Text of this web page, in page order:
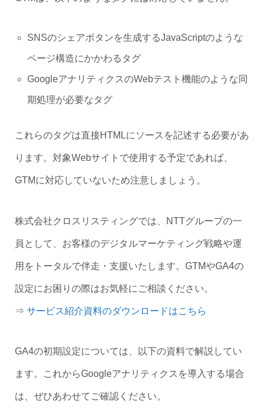
SNSのシェアボタンを生成するJavaScriptのような
ページ構造にかかわるタグ
GoogleアナリティクスのWebテスト機能のような同
期処理が必要なタグ
これらのタグは直接HTMLにソースを記述する必要があ
ります。対象Webサイトで使用する予定であれば、
GTMに対応していないため注意しましょう。
株式会社クロスリスティングでは、NTTグループの一
員として、お客様のデジタルマーケティング戦略や運
用をトータルで伴走・支援いたします。GTMやGA4の
設定にお困りの際はお気軽にご相談ください。
⇒ サービス紹介資料のダウンロードはこちら
GA4の初期設定については、以下の資料で解説してい
ます。これからGoogleアナリティクスを導入する場合
は、ぜひあわせてご確認ください。